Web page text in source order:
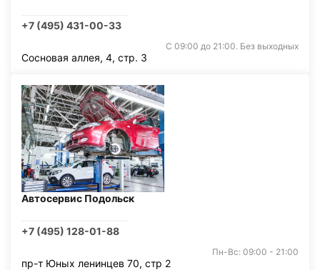
+7 (495) 431-00-33
С 09:00 до 21:00. Без выходных
Сосновая аллея, 4, стр. 3
Автосервис Подольск
+7 (495) 128-01-88
Пн-Вс: 09:00 - 21:00
пр-т Юных ленинцев 70, стр 2